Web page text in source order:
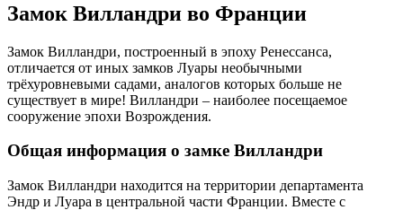
Замок Вилландри во Франции
Замок Вилландри, построенный в эпоху Ренессанса,
отличается от иных замков Луары необычными
трёхуровневыми садами, аналогов которых больше не
существует в мире! Вилландри – наиболее посещаемое
сооружение эпохи Возрождения.
Общая информация о замке Вилландри
Замок Вилландри находится на территории департамента
Эндр и Луара в центральной части Франции. Вместе с